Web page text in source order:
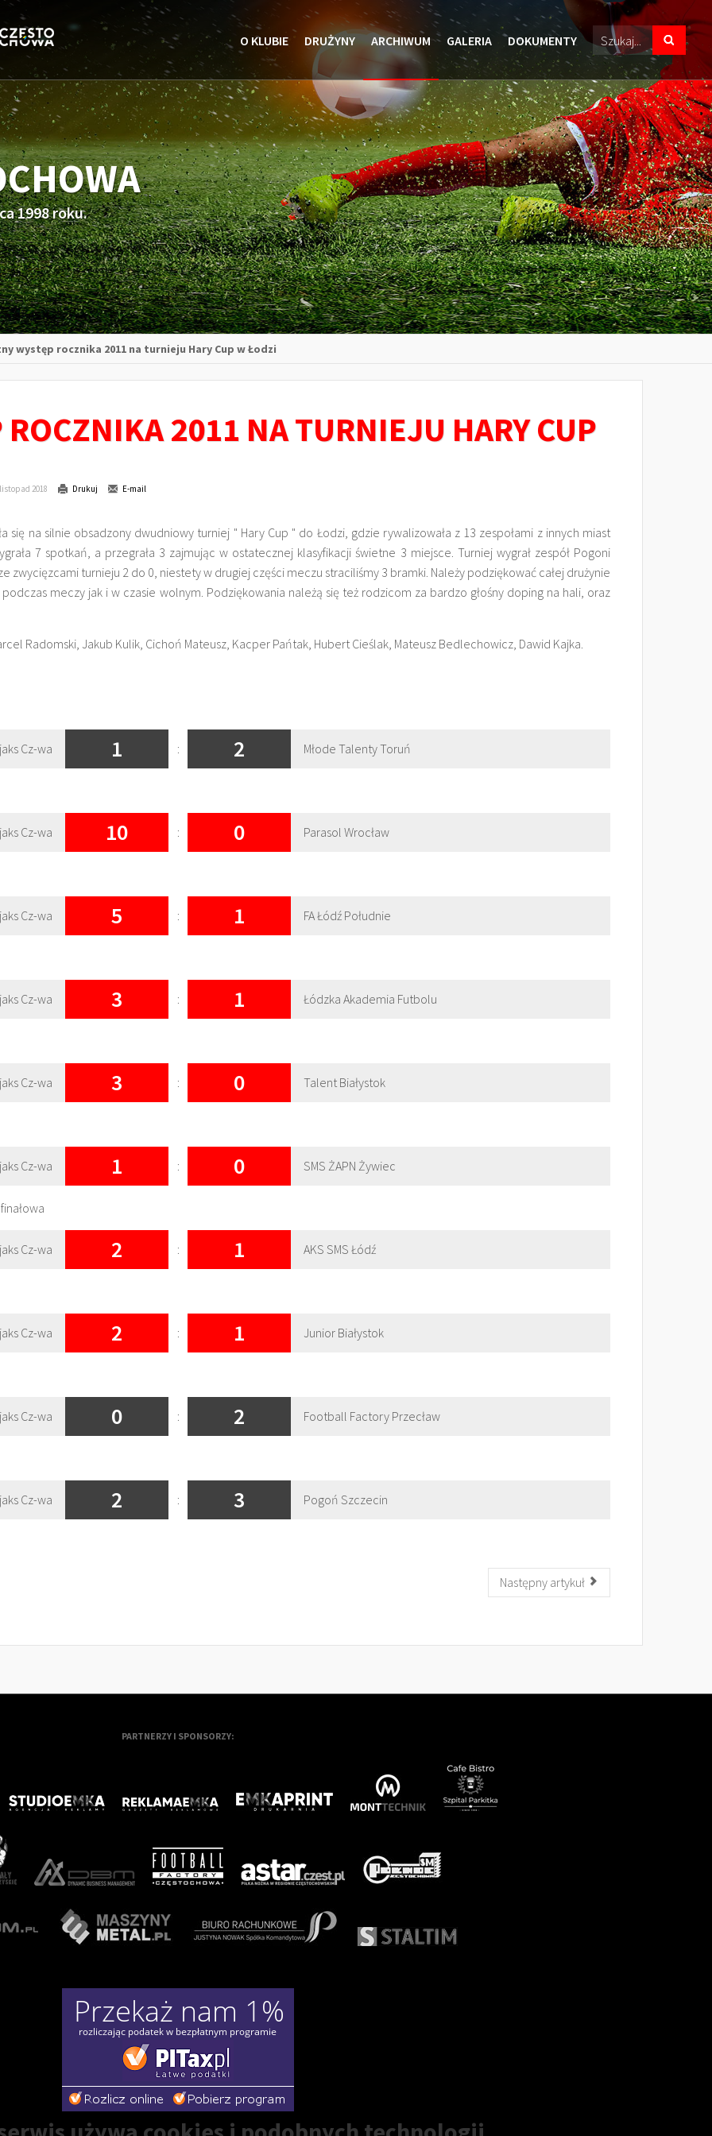
O KLUBIE DRUŻYNY ARCHIWUM GALERIA DOKUMENTY
1998 roku.
występ rocznika 2011 na turnieju Hary Cup w Łodzi
ROCZNIKA 2011 NA TURNIEJU HARY CUP
2018 Drukuj E-mail
się na silnie obsadzony dwudniowy turniej " Hary Cup " do Łodzi, gdzie rywalizowała z 13 zespołami z innych miast
7 spotkań, a przegrała 3 zajmując w ostatecznej klasyfikacji świetne 3 miejsce. Turniej wygrał zespół Pogoni
zwycięzcami turnieju 2 do 0, niestety w drugiej części meczu straciliśmy 3 bramki. Należy podziękować całej drużynie
meczy jak i w czasie wolnym. Podziękowania należą się też rodzicom za bardzo głośny doping na hali, oraz
Radomski, Jakub Kulik, Cichoń Mateusz, Kacper Pańtak, Hubert Cieślak, Mateusz Bedlechowicz, Dawid Kajka.
Cz-wa 1 : 2 Młode Talenty Toruń
Cz-wa 10 : 0 Parasol Wrocław
Cz-wa 5 : 1 FA Łódź Południe
Cz-wa 3 : 1 Łódzka Akademia Futbolu
Cz-wa 3 : 0 Talent Białystok
Cz-wa 1 : 0 SMS ŻAPN Żywiec
Cz-wa 2 : 1 AKS SMS Łódź
Cz-wa 2 : 1 Junior Białystok
Cz-wa 0 : 2 Football Factory Przecław
Cz-wa 2 : 3 Pogoń Szczecin
Następny artykuł
PARTNERZY I SPONSORZY: